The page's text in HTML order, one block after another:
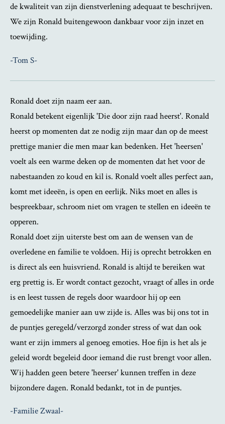
de kwaliteit van zijn dienstverlening adequaat te beschrijven.
We zijn Ronald buitengewoon dankbaar voor zijn inzet en
toewijding.
-Tom S-
Ronald doet zijn naam eer aan.
Ronald betekent eigenlijk 'Die door zijn raad heerst'. Ronald
heerst op momenten dat ze nodig zijn maar dan op de meest
prettige manier die men maar kan bedenken. Het 'heersen'
voelt als een warme deken op de momenten dat het voor de
nabestaanden zo koud en kil is. Ronald voelt alles perfect aan,
komt met ideeën, is open en eerlijk. Niks moet en alles is
bespreekbaar, schroom niet om vragen te stellen en ideeën te
opperen.
Ronald doet zijn uiterste best om aan de wensen van de
overledene en familie te voldoen. Hij is oprecht betrokken en
is direct als een huisvriend. Ronald is altijd te bereiken wat
erg prettig is. Er wordt contact gezocht, vraagt of alles in orde
is en leest tussen de regels door waardoor hij op een
gemoedelijke manier aan uw zijde is. Alles was bij ons tot in
de puntjes geregeld/verzorgd zonder stress of wat dan ook
want er zijn immers al genoeg emoties. Hoe fijn is het als je
geleid wordt begeleid door iemand die rust brengt voor allen.
Wij hadden geen betere 'heerser' kunnen treffen in deze
bijzondere dagen. Ronald bedankt, tot in de puntjes.
-Familie Zwaal-